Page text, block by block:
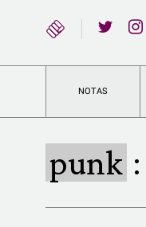
NOTAS
punk :